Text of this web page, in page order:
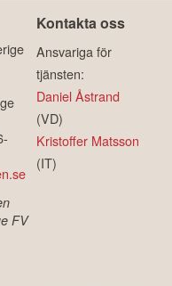
FV
Kontakta oss
Ansvariga för
tjänsten:
Daniel Åstrand
(VD)
Kristoffer Matsson
(IT)